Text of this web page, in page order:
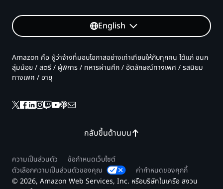
English
กลับขึ้นด้านบน
Amazon คือ ผู้ว่าจ้างที่มอบโอกาสอย่างเท่าเทียมให้กับทุกคน ได้แก่ ชนก
ลุ่มน้อย / สตรี / ผู้พิการ / ทหารผ่านศึก / อัตลักษณ์ทางเพศ / รสนิยม
ทางเพศ / อายุ
ความเป็นส่วนตัว
ข้อกำหนดเว็บไซต์
ตัวเลือกความเป็นส่วนตัวของคุณ
ค่ากำหนดของคุกกี้
© 2026, Amazon Web Services, Inc. หรือบริษัทในเครือ สงวน